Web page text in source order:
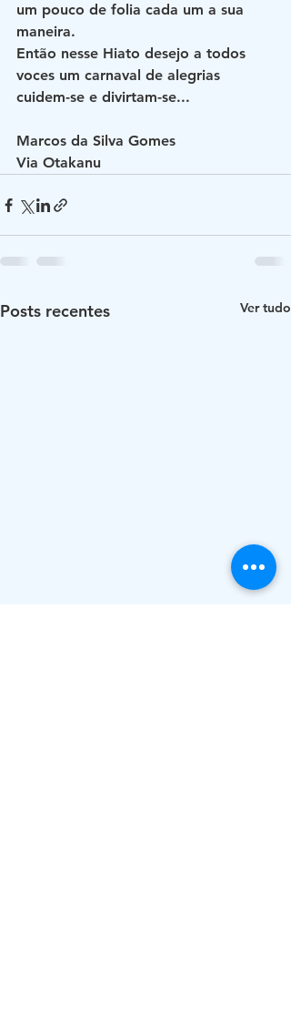
um pouco de folia cada um a sua
maneira.
Então nesse Hiato desejo a todos
voces um carnaval de alegrias
cuidem-se e divirtam-se...
Marcos da Silva Gomes
Via Otakanu
Posts recentes Ver tudo